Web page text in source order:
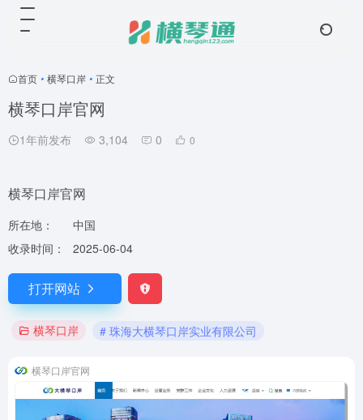
首页 • 横琴口岸 • 正文
横琴口岸官网
1年前发布 3,104 0 0
横琴口岸官网
所在地：
中国
收录时间：
2025-06-04
打开网站
横琴口岸 # 珠海大横琴口岸实业有限公司
横琴口岸官网